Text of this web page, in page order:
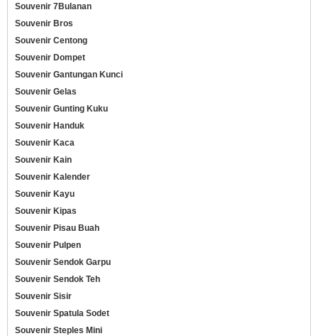
Souvenir 7Bulanan
Souvenir Bros
Souvenir Centong
Souvenir Dompet
Souvenir Gantungan Kunci
Souvenir Gelas
Souvenir Gunting Kuku
Souvenir Handuk
Souvenir Kaca
Souvenir Kain
Souvenir Kalender
Souvenir Kayu
Souvenir Kipas
Souvenir Pisau Buah
Souvenir Pulpen
Souvenir Sendok Garpu
Souvenir Sendok Teh
Souvenir Sisir
Souvenir Spatula Sodet
Souvenir Steples Mini